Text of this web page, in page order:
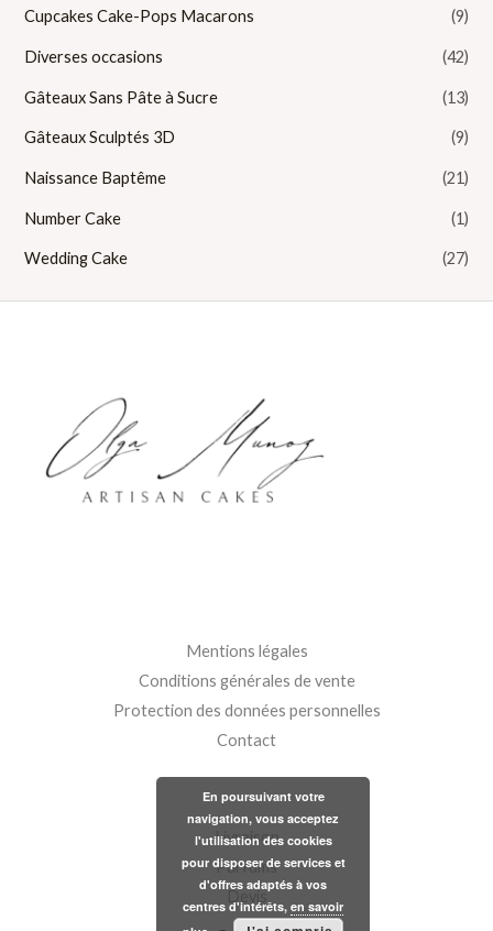
Cupcakes Cake-Pops Macarons (9)
Diverses occasions (42)
Gâteaux Sans Pâte à Sucre (13)
Gâteaux Sculptés 3D (9)
Naissance Baptême (21)
Number Cake (1)
Wedding Cake (27)
Mentions légales
Conditions générales de vente
Protection des données personnelles
Contact
Livraison
Parfums
En poursuivant votre
navigation, vous acceptez
l'utilisation des cookies
pour disposer de services et
d'offres adaptés à vos
centres d'intérêts, en savoir